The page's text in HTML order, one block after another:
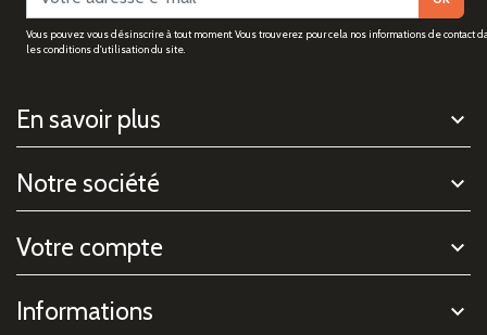
Vous pouvez vous désinscrire à tout moment. Vous trouverez pour cela nos informations de contact
les conditions d'utilisation du site.
En savoir plus
Notre société
Votre compte
Informations